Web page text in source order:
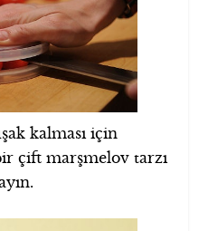
kalması için
çift marşmelov tarzı